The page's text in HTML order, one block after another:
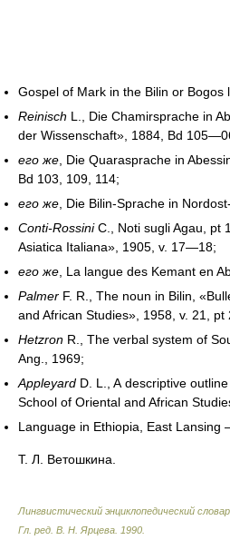
Gospel of Mark in the Bilin or Bogos
Reinisch L., Die Chamirsprache in
der Wissenschaft», 1884, Bd
его же Die Quarasprache in
Bd 103, 109, 114;
его же Die Bilin-Sprache in
Conti-RossiniC., Noti sugli Agau, pt
Asiatica Italiana», 1905, v. 17—18;
его же La langue des Kemant en
Palmer F. R., The noun in Bilin,
and African Studies», 1958, v. 21, pt
Hetzron R., The verbal system of
Ang., 1969;
Appleyard D. L., A descriptive
School of Oriental and African
Language in Ethiopia, East Lansing
Т. Л. Ветошкина.
Лингвистический энциклопедический
Гл. ред. В. Н. Ярцева 1990